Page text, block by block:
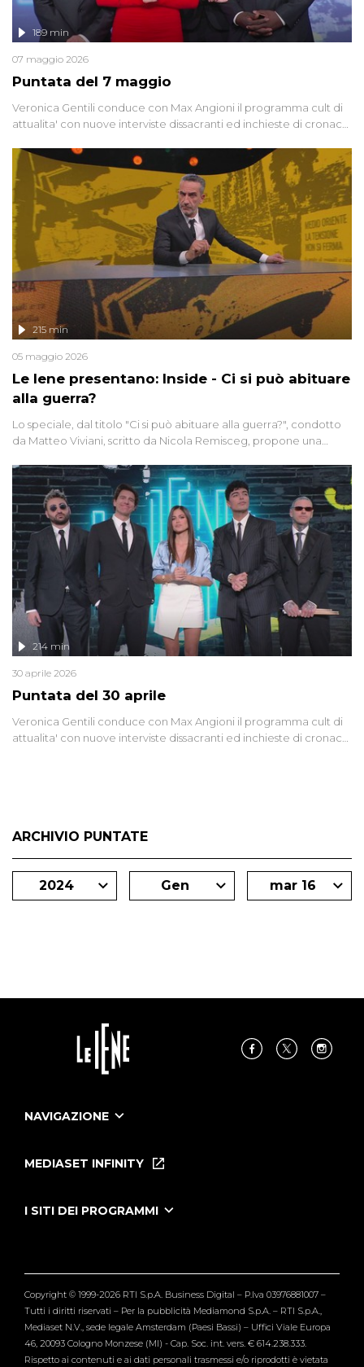
Puntata del 7 maggio
189 min
07 maggio 2026
Veronica Gentili conduce con Max Angioni il programma cult di
attualita' con nuove interviste dissacranti ed inchieste di cronaca
Le Iene presentano: Inside - Ci si può abituare
alla guerra?
215 min
05 maggio 2026
Lo speciale, dal titolo "Ci si può abituare alla guerra?", condotto
da Matteo Viviani, scritto da Nicola Remisceg, propone una
di settore - su quanto la guerra sia diventata una realtà pervasiva.
Anche se l'Italia non è direttamente coinvolta in conflitti armati, il
contesto globale rende impossibile considerarla un fenomeno
lontano.
Puntata del 30 aprile
214 min
30 aprile 2026
Veronica Gentili conduce con Max Angioni il programma cult di
attualita' con nuove interviste dissacranti ed inchieste di cronaca
ARCHIVIO PUNTATE
2024 Gen mar 16
NAVIGAZIONE
Le Iene Presentano Inside
Tutti i servizi
MEDIASET INFINITY
I SITI DEI PROGRAMMI
Verissimo
Copyright © 1999-2026 RTI S.p.A. Business Digital – P.Iva 03976881007 –
Tutti i diritti riservati – Per la pubblicità Mediamond S.p.A. – RTI S.p.A.,
Mediaset N.V., sede legale Amsterdam (Paesi Bassi) – Uffici Viale Europa
46, 20093 Cologno Monzese (MI) - Cap. Soc. int. vers. € 614.238.333.
Rispetto ai contenuti e ai dati personali trasmessi e/o riprodotti è vietata